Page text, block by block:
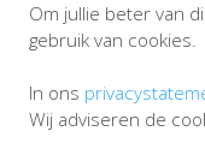
Om jullie beter van
gebruik van cookies.
In ons
Wij adviseren de